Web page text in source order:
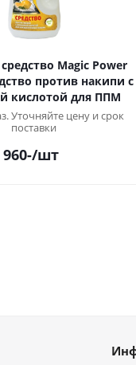
Magic Power
против накипи с
кислотой для ППМ
Уточняйте цену и срок
поставки
960-/шт